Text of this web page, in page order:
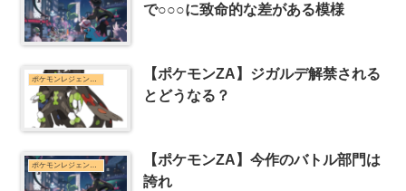
で○○○に致命的な差がある模様
ポケモンレジェンズZ-Aまとめ
【ポケモンZA】ジガルデ解禁される
とどうなる？
ポケモンレジェンズZ-Aまとめ
【ポケモンZA】今作のバトル部門は
誇れ